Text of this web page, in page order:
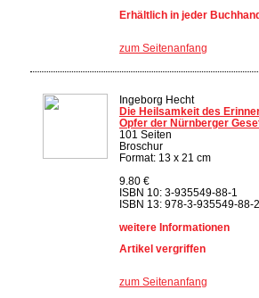
Erhältlich in jeder
zum Seitenanfang
Ingeborg Hecht
Die Heilsamkeit des
Opfer der Nürnberger
101 Seiten
Broschur
Format: 13 x 21 cm
9.80 €
ISBN 10: 3-935549-88-1
ISBN 13: 978-3-935549-88-2
weitere Informationen
Artikel vergriffen
zum Seitenanfang